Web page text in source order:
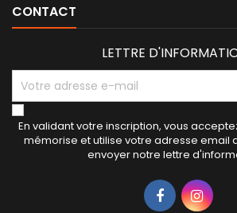
CONTACT
LETTRE
En validant votre inscription, vous
mémorise et utilise votre adresse email
envoyer notre lettre